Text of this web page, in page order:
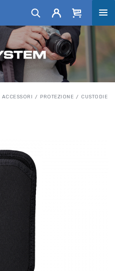
ACCESSORI PROTEZIONE CUSTODIE